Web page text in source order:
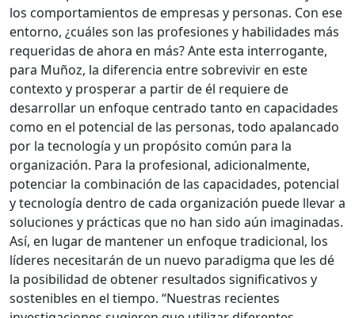
los comportamientos de empresas y personas. Con ese
entorno, ¿cuáles son las profesiones y habilidades más
requeridas de ahora en más? Ante esta interrogante,
para Muñoz, la diferencia entre sobrevivir en este
contexto y prosperar a partir de él requiere de
desarrollar un enfoque centrado tanto en capacidades
como en el potencial de las personas, todo apalancado
por la tecnología y un propósito común para la
organización. Para la profesional, adicionalmente,
potenciar la combinación de las capacidades, potencial
y tecnología dentro de cada organización puede llevar a
soluciones y prácticas que no han sido aún imaginadas.
Así, en lugar de mantener un enfoque tradicional, los
líderes necesitarán de un nuevo paradigma que les dé
la posibilidad de obtener resultados significativos y
sostenibles en el tiempo. “Nuestras recientes